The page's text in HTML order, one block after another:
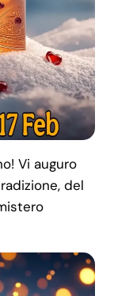
Vi auguro
del